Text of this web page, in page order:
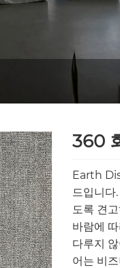
360
Earth
드입니다
도록 견
바람에
다루지
어는 비